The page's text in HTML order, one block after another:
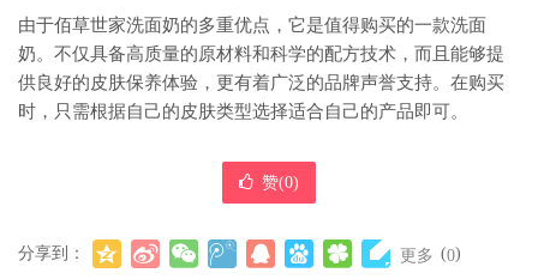
由于佰草世家洗面奶的多重优点，它是值得购买的一款洗面
奶。不仅具备高质量的原材料和科学的配方技术，而且能够提
供良好的皮肤保养体验，更有着广泛的品牌声誉支持。在购买
时，只需根据自己的皮肤类型选择适合自己的产品即可。
赞(0)
分享到： 更多 (0)